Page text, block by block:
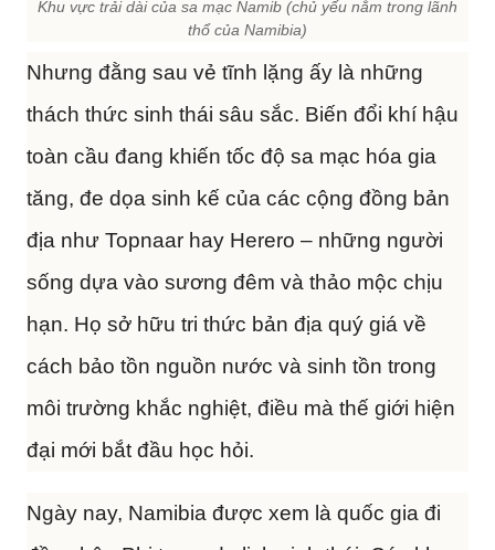
Khu vực trải dài của sa mạc Namib (chủ yếu nằm trong lãnh
thổ của Namibia)
Nhưng đằng sau vẻ tĩnh lặng ấy là những
thách thức sinh thái sâu sắc. Biến đổi khí hậu
toàn cầu đang khiến tốc độ sa mạc hóa gia
tăng, đe dọa sinh kế của các cộng đồng bản
địa như Topnaar hay Herero – những người
sống dựa vào sương đêm và thảo mộc chịu
hạn. Họ sở hữu tri thức bản địa quý giá về
cách bảo tồn nguồn nước và sinh tồn trong
môi trường khắc nghiệt, điều mà thế giới hiện
đại mới bắt đầu học hỏi.
Ngày nay, Namibia được xem là quốc gia đi